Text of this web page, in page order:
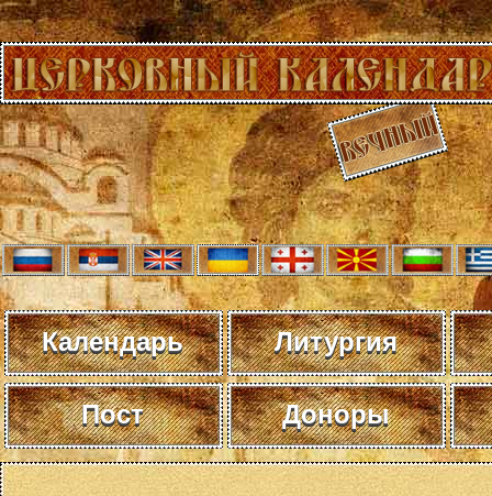
Календарь Литургия
Пост Доноры